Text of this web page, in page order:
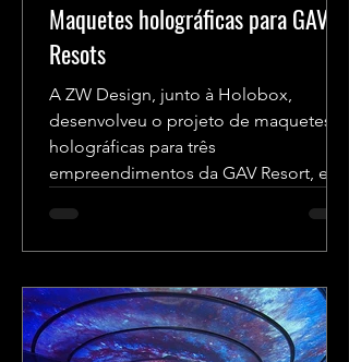
Maquetes holográficas para GAV
Resots
A ZW Design, junto à Holobox,
desenvolveu o projeto de maquetes
holográficas para três
empreendimentos da GAV Resort, em